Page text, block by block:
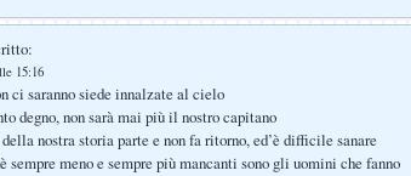
15:16
ci saranno siede innalzate al cielo
degno, non sarà mai più il nostro capitano
nostra storia parte e non fa ritorno, ed’è difficile sanare
sempre meno e sempre più mancanti sono gli uomini che fanno